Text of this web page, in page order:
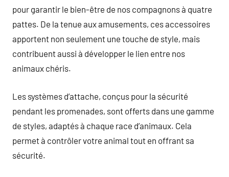
pour garantir le bien-être de nos compagnons à quatre
pattes. De la tenue aux amusements, ces accessoires
apportent non seulement une touche de style, mais
contribuent aussi à développer le lien entre nos
animaux chéris.
Les systèmes d’attache, conçus pour la sécurité
pendant les promenades, sont offerts dans une gamme
de styles, adaptés à chaque race d’animaux. Cela
permet à contrôler votre animal tout en offrant sa
sécurité.